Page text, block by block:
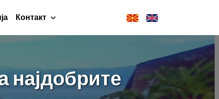
Контакт
најдобрите